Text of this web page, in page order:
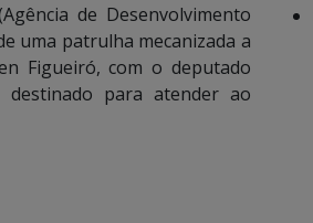
de Desenvolvimento
uma patrulha mecanizada a
Figueiró, com o deputado
destinado para atender ao